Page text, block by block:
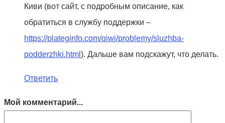
Киви (вот сайт, с подробным описание, как
обратиться в службу поддержки –
https://plateginfo.com/qiwi/problemy/sluzhba-
podderzhki.html ). Дальше вам подскажут, что делать.
Ответить
Мой комментарий...